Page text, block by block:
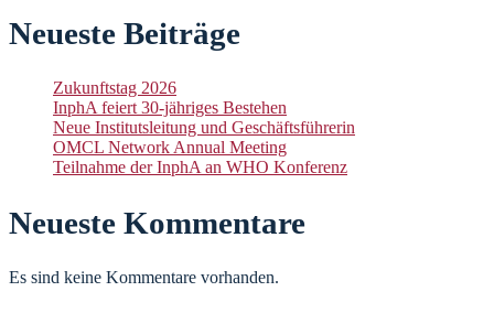
Neueste Beiträge
Zukunftstag 2026
InphA feiert 30-jähriges Bestehen
Neue Institutsleitung und Geschäftsführerin
OMCL Network Annual Meeting
Teilnahme der InphA an WHO Konferenz
Neueste Kommentare
Es sind keine Kommentare vorhanden.